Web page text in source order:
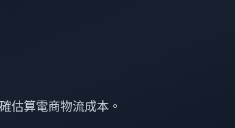
估算電商物流成本。